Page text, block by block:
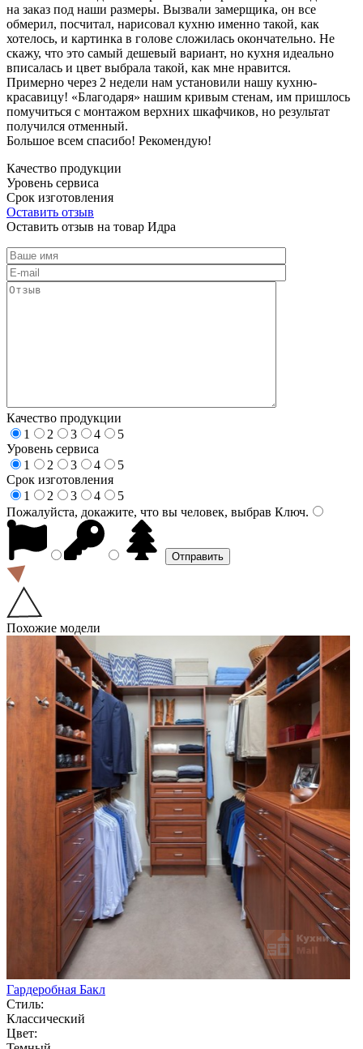
на заказ под наши размеры. Вызвали замерщика, он все
обмерил, посчитал, нарисовал кухню именно такой, как
хотелось, и картинка в голове сложилась окончательно. Не
скажу, что это самый дешевый вариант, но кухня идеально
вписалась и цвет выбрала такой, как мне нравится.
Примерно через 2 недели нам установили нашу кухню-
красавицу! «Благодаря» нашим кривым стенам, им пришлось
помучиться с монтажом верхних шкафчиков, но результат
получился отменный.
Большое всем спасибо! Рекомендую!
Качество продукции
Уровень сервиса
Срок изготовления
Оставить отзыв
Оставить отзыв на товар Идра
Качество продукции
1
2 3 4
5
Уровень сервиса
1
2 3 4
5
Срок изготовления
1
2 3 4
5
Пожалуйста, докажите, что вы человек, выбрав Ключ.
Похожие модели
Гардеробная Бакл
Стиль:
Классический
Цвет: